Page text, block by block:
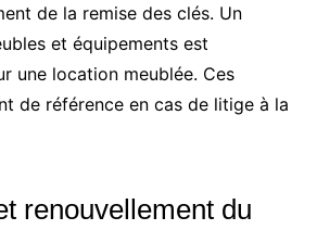
de la remise des clés. Un
et équipements est
une location meublée. Ces
de référence en cas de litige à la
renouvellement du